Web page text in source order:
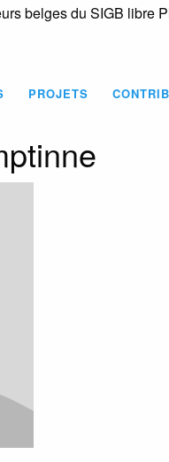
belges du SIGB libre
PROJETS